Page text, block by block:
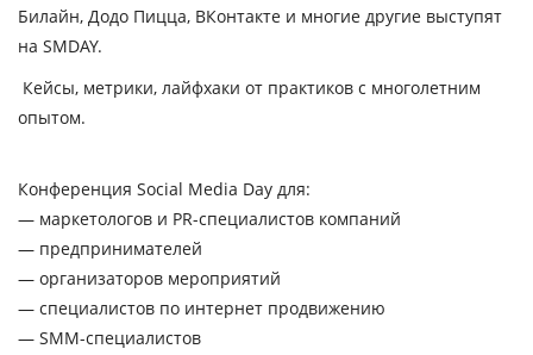
Билайн, Додо Пицца, ВКонтакте и многие другие выступят
на SMDAY.
Кейсы, метрики, лайфхаки от практиков с многолетним
опытом.
Конференция Social Media Day для:
— маркетологов и PR-специалистов компаний
— предпринимателей
— организаторов мероприятий
— специалистов по интернет продвижению
— SMM-специалистов